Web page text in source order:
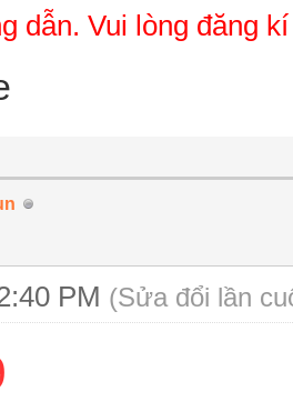
dẫn. Vui lòng đăng
PM (Sửa đổi lần